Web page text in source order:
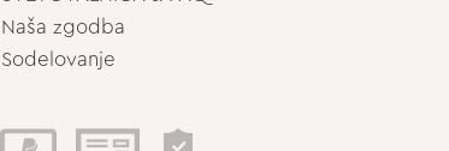
Naša zgodba
Sodelovanje